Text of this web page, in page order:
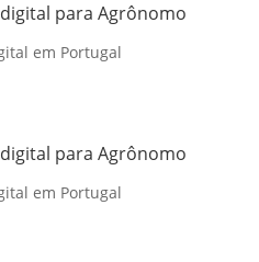
para Agrônomo
em Portugal
para Agrônomo
em Portugal